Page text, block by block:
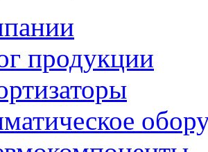
продукции